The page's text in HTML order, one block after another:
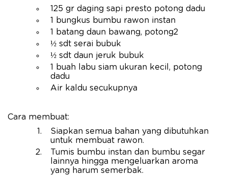
125 gr daging sapi presto potong dadu
1 bungkus bumbu rawon instan
1 batang daun bawang, potong2
½ sdt serai bubuk
½ sdt daun jeruk bubuk
1 buah labu siam ukuran kecil, potong
dadu
Air kaldu secukupnya
Cara membuat:
Siapkan semua bahan yang dibutuhkan
untuk membuat rawon.
Tumis bumbu instan dan bumbu segar
lainnya hingga mengeluarkan aroma
yang harum semerbak.